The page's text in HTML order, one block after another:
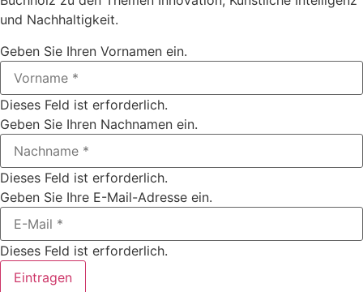
und Nachhaltigkeit.
Geben Sie Ihren Vornamen ein.
Dieses Feld ist erforderlich.
Geben Sie Ihren Nachnamen ein.
Dieses Feld ist erforderlich.
Geben Sie Ihre E-Mail-Adresse ein.
Dieses Feld ist erforderlich.
Eintragen